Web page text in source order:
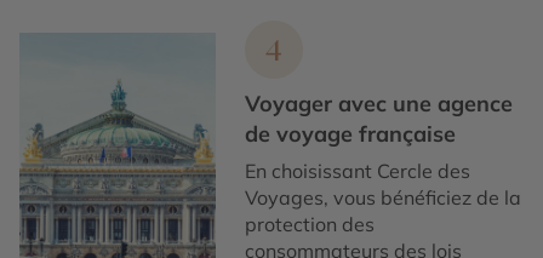
4
Voyager avec une agence
de voyage française
En choisissant Cercle des
Voyages, vous bénéficiez de la
protection des
consommateurs des lois